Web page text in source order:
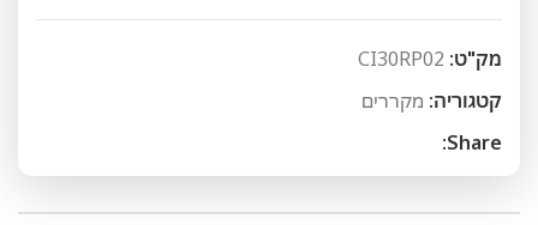
מק"ט: CI30RP02
קטגוריה: מקררים
Share: